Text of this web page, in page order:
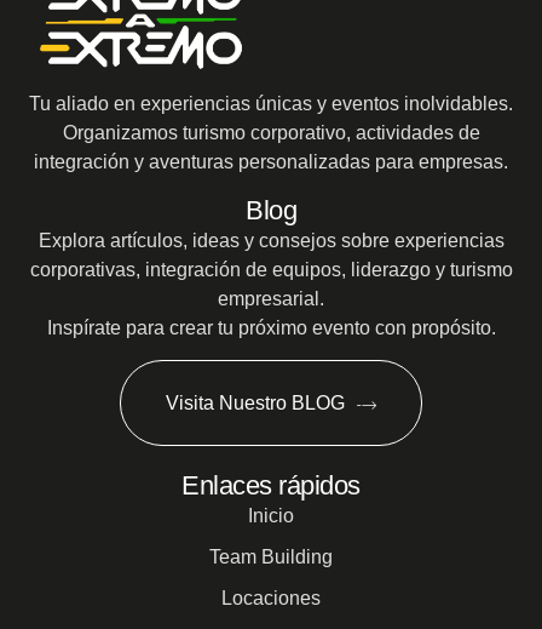
Tu aliado en experiencias únicas y eventos inolvidables.
Organizamos turismo corporativo, actividades de
integración y aventuras personalizadas para empresas.
Blog
Explora artículos, ideas y consejos sobre experiencias
corporativas, integración de equipos, liderazgo y turismo
empresarial.
Inspírate para crear tu próximo evento con propósito.
Visita Nuestro BLOG
Enlaces rápidos
Inicio
Team Building
Locaciones